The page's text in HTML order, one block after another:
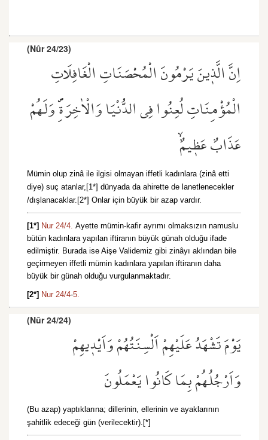
(Nûr 24/23)
اِنَّ الَّذ۪ينَ يَرْمُونَ الْمُحْصَنَاتِ الْغَافِلَاتِ
الْمُؤْمِنَاتِ لُعِنُوا فِي الدُّنْيَا وَالْاٰخِرَةِۖ وَلَهُمْ
عَذَابٌ عَظ۪يمٌۙ
Mümin olup zinâ ile ilgisi olmayan iffetli kadınlara (zinâ etti
diye) suç atanlar,[1*] dünyada da ahirette de lanetlenecekler
/dışlanacaklar.[2*] Onlar için büyük bir azap vardır.
[1*] Nur 24/4. Ayette mümin-kafir ayrımı olmaksızın namuslu
bütün kadınlara yapılan iftiranın büyük günah olduğu ifade
edilmiştir. Burada ise Aişe Validemiz gibi zinâyı aklından bile
geçirmeyen iffetli mümin kadınlara yapılan iftiranın daha
büyük bir günah olduğu vurgulanmaktadır.
[2*] Nur 24/4-5.
(Nûr 24/24)
يَوْمَ تَشْهَدُ عَلَيْهِمْ اَلْسِنَتُهُمْ وَاَيْد۪يهِمْ
وَاَرْجُلُهُمْ بِمَا كَانُوا يَعْمَلُونَ
(Bu azap) yaptıklarına; dillerinin, ellerinin ve ayaklarının
şahitlik edeceği gün (verilecektir).[*]